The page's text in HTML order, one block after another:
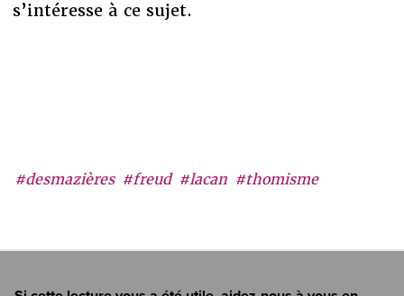
#desmazières #freud #lacan #thomisme
s’intéresse à ce sujet.